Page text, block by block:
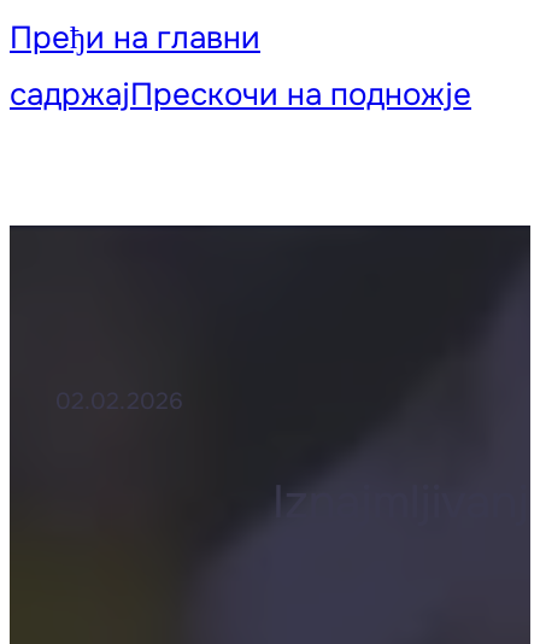
Пређи на главни
садржајПрескочи на подножје
02.02.2026